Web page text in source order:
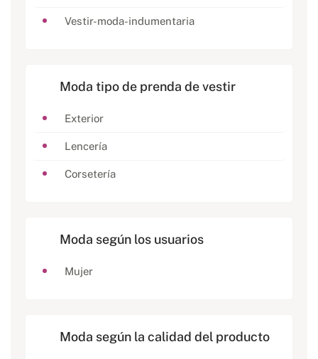
Vestir-moda-indumentaria
Moda tipo de prenda de vestir
Exterior
Lencería
Corsetería
Moda según los usuarios
Mujer
Moda según la calidad del producto